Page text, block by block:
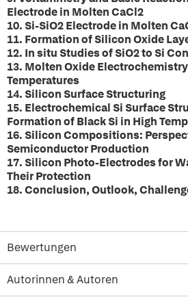
Electrode in Molten CaCl2
10. Si-SiO2 Electrode in Molten
11. Formation of Silicon Oxide
12. In situ Studies of SiO2 to Si
13. Molten Oxide
Temperatures
14. Silicon Surface Structuring
15. Electrochemical Si Surface
Formation of Black Si in High
16. Silicon Compositions:
Semiconductor Production
17. Silicon Photo-Electrodes for
Their Protection
18. Conclusion, Outlook,
Bewertungen
Autorinnen & Autoren